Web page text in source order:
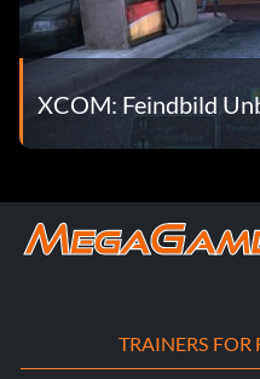
XCOM: Feindbild
TRAINERS FOR